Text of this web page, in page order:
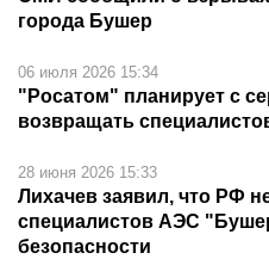
города Бушер
06 июля 2026 15:34
"Росатом" планирует с
возвращать
28 июня 2026 15:33
Лихачев заявил, что РФ
специалистов АЭС
безопасности